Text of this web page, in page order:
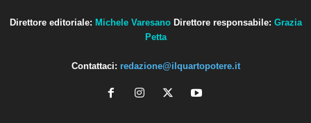
Direttore editoriale: Michele Varesano Direttore responsabile: Grazia
Petta
Contattaci: redazione@ilquartopotere.it